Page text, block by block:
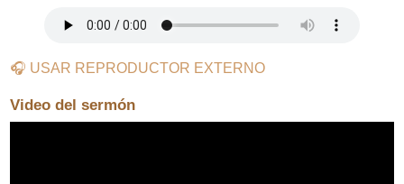
🎧 USAR REPRODUCTOR EXTERNO
Video del sermón